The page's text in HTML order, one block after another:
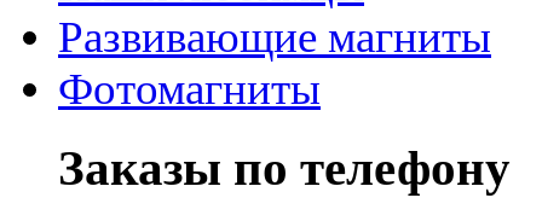
Развивающие магниты
Фотомагниты
Заказы по телефону